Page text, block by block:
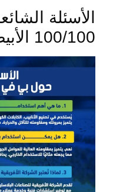
الأسئلة
100/100 الأبيض